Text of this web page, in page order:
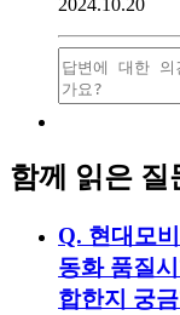
함께 읽은 질
Q. 현대모
동화 품질
합한지 궁